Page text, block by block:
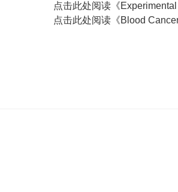
点击此处阅读《
点击此处阅读《Blood